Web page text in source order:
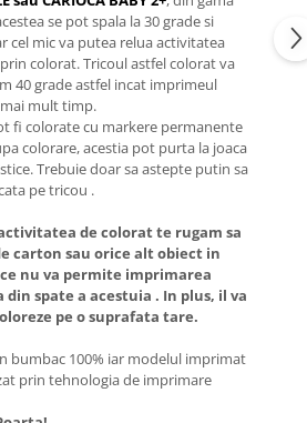
se pot spala la 30 grade si
cel mic va putea relua activitatea
colorat. Tricoul astfel colorat va
40 grade astfel incat imprimeul
mult timp.
fi colorate cu markere permanente
colorare, acestia pot purta la joaca
Trebuie doar sa astepte putin sa
pe tricou .
de colorat te rugam sa
carton sau orice alt obiect in
nu va permite imprimarea
spate a acestuia . In plus, il va
pe o suprafata tare.
bumbac 100% iar modelul imprimat
prin tehnologia de imprimare